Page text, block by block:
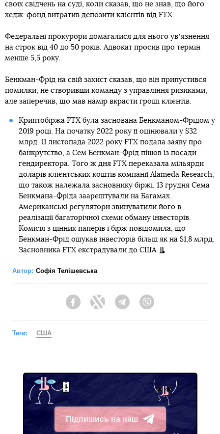
своїх свідчень на суді, коли сказав, що не знав, що його
хедж-фонд витратив депозити клієнтів від FTX.
Федеральні прокурори домагалися для нього увʼязнення
на строк від 40 до 50 років. Адвокат просив про термін
менше 5,5 року.
Бенкман-Фрід на свій захист сказав, що він припустився
помилки, не створивши команду з управління ризиками,
але заперечив, що мав намір вкрасти гроші клієнтів.
Криптобіржа FTX була заснована Бенкманом-Фрідом у
2019 році. На початку 2022 року її оцінювали у $32
млрд. 11 листопада 2022 року FTX подала заяву про
банкрутство, а Сем Бенкман-Фрід пішов із посади
гендиректора. Того ж дня FTX переказала мільярди
доларів клієнтських коштів компанії Alameda Research,
що також належала засновнику біржі. 13 грудня Сема
Бенкмана-Фріда заарештували на Багамах.
Американські регулятори звинуватили його в
реалізації багаторічної схеми обману інвесторів.
Комісія з цінних паперів і бірж повідомила, що
Бенкман-Фрід ошукав інвесторів більш як на $1,8 млрд.
Засновника FTX екстрадували до США.
Автор: Софія Телішевська
FacebookTwitter Telegram
Теги: США
Підпишись на наш
Telegram